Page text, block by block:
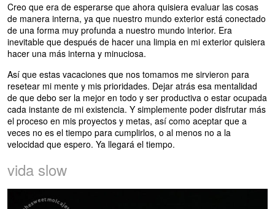
Creo que era de esperarse que ahora quisiera evaluar las cosas
de manera interna, ya que nuestro mundo exterior está conectado
de una forma muy profunda a nuestro mundo interior. Era
inevitable que después de hacer una limpia en mi exterior quisiera
hacer una más interna y minuciosa.
Así que estas vacaciones que nos tomamos me sirvieron para
resetear mi mente y mis prioridades. Dejar atrás esa mentalidad
de que debo ser la mejor en todo y ser productiva o estar ocupada
cada instante de mi existencia. Y simplemente poder disfrutar más
el proceso en mis proyectos y metas, así como aceptar que a
veces no es el tiempo para cumplirlos, o al menos no a la
velocidad que espero. Ya llegará el tiempo.
vida slow